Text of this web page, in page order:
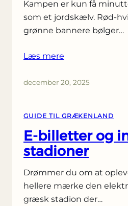
Kampen er kun få
som et jordskælv. Rød-
grønne bannere bølger…
Læs mere
december 20, 2025
GUIDE TIL GRÆKENLAND
E-billetter og
stadioner
Drømmer du om at
hellere mærke den
græsk stadion der…